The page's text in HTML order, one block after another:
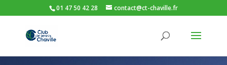
01 47 50 42 28 contact@ct-chaville.fr